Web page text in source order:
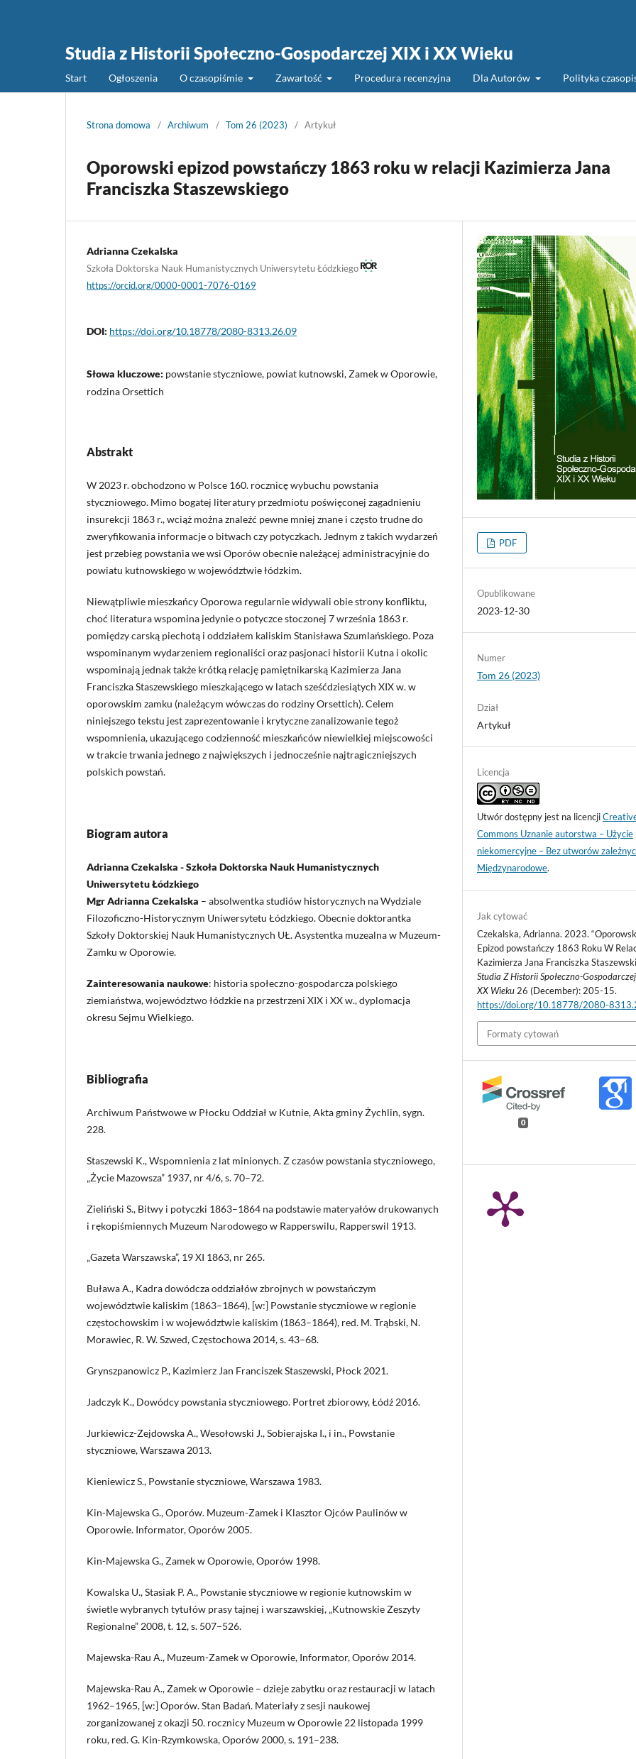
Studia z Historii Społeczno-Gospodarczej XIX i XX Wieku
Start Ogłoszenia O czasopiśmie Zawartość Procedura recenzyjna Dla Autorów Polityka
Strona domowa / Archiwum / Tom 26 (2023) / Artykuł
Oporowski epizod powstańczy 1863 roku w relacji Kazimierza Jana
Franciszka Staszewskiego
Adrianna Czekalska
Szkoła Doktorska Nauk Humanistycznych Uniwersytetu Łódzkiego
https://orcid.org/0000-0001-7076-0169
DOI: https://doi.org/10.18778/2080-8313.26.09
Słowa kluczowe: powstanie styczniowe, powiat kutnowski, Zamek w Oporowie,
rodzina Orsettich
Abstrakt
W 2023 r. obchodzono w Polsce 160. rocznicę wybuchu powstania
styczniowego. Mimo bogatej literatury przedmiotu poświęconej zagadnieniu
insurekcji 1863 r., wciąż można znaleźć pewne mniej znane i często trudne do
zweryfikowania informacje o bitwach czy potyczkach. Jednym z takich wydarzeń
jest przebieg powstania we wsi Oporów obecnie należącej administracyjnie do
powiatu kutnowskiego w województwie łódzkim.
Niewątpliwie mieszkańcy Oporowa regularnie widywali obie strony konfliktu,
choć literatura wspomina jedynie o potyczce stoczonej 7 września 1863 r.
pomiędzy carską piechotą i oddziałem kaliskim Stanisława Szumlańskiego. Poza
wspominanym wydarzeniem regionaliści oraz pasjonaci historii Kutna i okolic
wspominają jednak także krótką relację pamiętnikarską Kazimierza Jana
Franciszka Staszewskiego mieszkającego w latach sześćdziesiątych XIX w. w
oporowskim zamku (należącym wówczas do rodziny Orsettich). Celem
niniejszego tekstu jest zaprezentowanie i krytyczne zanalizowanie tegoż
wspomnienia, ukazującego codzienność mieszkańców niewielkiej miejscowości
w trakcie trwania jednego z największych i jednocześnie najtragiczniejszych
polskich powstań.
Biogram autora
Adrianna Czekalska - Szkoła Doktorska Nauk Humanistycznych
Uniwersytetu Łódzkiego
Mgr Adrianna Czekalska – absolwentka studiów historycznych na Wydziale
Filozoficzno-Historycznym Uniwersytetu Łódzkiego. Obecnie doktorantka
Szkoły Doktorskiej Nauk Humanistycznych UŁ. Asystentka muzealna w Muzeum-
Zamku w Oporowie.
Zainteresowania naukowe: historia społeczno-gospodarcza polskiego
ziemiaństwa, województwo łódzkie na przestrzeni XIX i XX w., dyplomacja
okresu Sejmu Wielkiego.
Bibliografia
Archiwum Państwowe w Płocku Oddział w Kutnie, Akta gminy Żychlin, sygn.
228.
Staszewski K., Wspomnienia z lat minionych. Z czasów powstania styczniowego,
„Życie Mazowsza” 1937, nr 4/6, s. 70–72.
Zieliński S., Bitwy i potyczki 1863–1864 na podstawie materyałów drukowanych
i rękopiśmiennych Muzeum Narodowego w Rapperswilu, Rapperswil 1913.
„Gazeta Warszawska”, 19 XI 1863, nr 265.
Buława A., Kadra dowódcza oddziałów zbrojnych w powstańczym
województwie kaliskim (1863–1864), [w:] Powstanie styczniowe w regionie
częstochowskim i w województwie kaliskim (1863–1864), red. M. Trąbski, N.
Morawiec, R. W. Szwed, Częstochowa 2014, s. 43–68.
Grynszpanowicz P., Kazimierz Jan Franciszek Staszewski, Płock 2021.
Jadczyk K., Dowódcy powstania styczniowego. Portret zbiorowy, Łódź 2016.
Jurkiewicz-Zejdowska A., Wesołowski J., Sobierajska I., i in., Powstanie
styczniowe, Warszawa 2013.
Kieniewicz S., Powstanie styczniowe, Warszawa 1983.
Kin-Majewska G., Oporów. Muzeum-Zamek i Klasztor Ojców Paulinów w
Oporowie. Informator, Oporów 2005.
Kin-Majewska G., Zamek w Oporowie, Oporów 1998.
Kowalska U., Stasiak P. A., Powstanie styczniowe w regionie kutnowskim w
świetle wybranych tytułów prasy tajnej i warszawskiej, „Kutnowskie Zeszyty
Regionalne” 2008, t. 12, s. 507–526.
Majewska-Rau A., Muzeum-Zamek w Oporowie, Informator, Oporów 2014.
Majewska-Rau A., Zamek w Oporowie – dzieje zabytku oraz restauracji w latach
1962–1965, [w:] Oporów. Stan Badań. Materiały z sesji naukowej
zorganizowanej z okazji 50. rocznicy Muzeum w Oporowie 22 listopada 1999
roku, red. G. Kin-Rzymkowska, Oporów 2000, s. 191–238.
PDF
Opublikowane
2023-12-30
Numer
Tom 26 (2023)
Dział
Artykuł
Licencja
Utwór dostępny jest na licencji
Commons Uznanie autorstwa – Użycie
niekomercyjne – Bez utworów
Międzynarodowe.
Jak cytować
Czekalska, Adrianna. 2023.
Epizod powstańczy 1863 Roku W
Kazimierza Jana Franciszka
Studia Z Historii Społeczno-
XX Wieku26 (December): 205-15.
https://doi.org/10.18778/2080-
Formaty cytowań
0